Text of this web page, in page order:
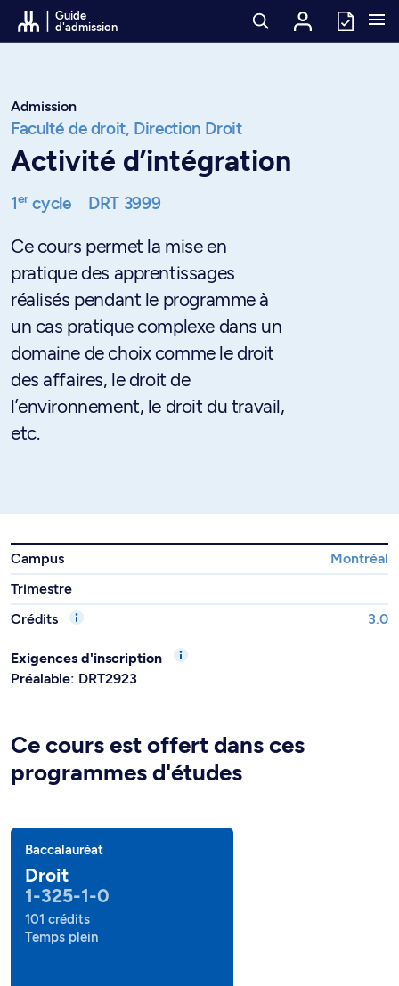
Passer au contenu
Guide
d'admission
Admission
Faculté de droit, Direction Droit
Activité d’intégration
1ercycle DRT 3999
Ce cours permet la mise en
pratique des apprentissages
réalisés pendant le programme à
un cas pratique complexe dans un
domaine de choix comme le droit
des affaires, le droit de
l’environnement, le droit du travail,
etc.
Campus
Montréal
Trimestre
Crédits
3.0
Exigences d'inscription
Préalable: DRT2923
Ce cours est offert dans ces
programmes d'études
Baccalauréat
Droit
1-325-1-0
101 crédits
Temps plein